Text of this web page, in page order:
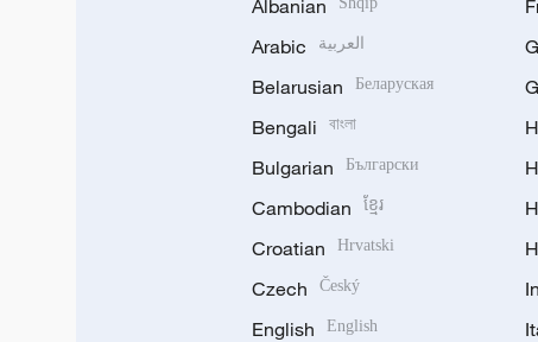
Albanian
Arabic العربية
Belarusian Беларуская
Bengali বাংলা
Bulgarian Български
Cambodian ខ្មែរ
Croatian Hrvatski
Czech Český
English English